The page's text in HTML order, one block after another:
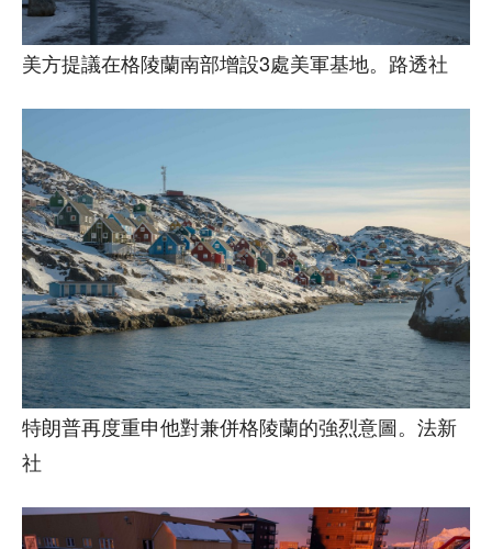
美方提議在格陵蘭南部增設3處美軍基地。路透社
特朗普再度重申他對兼併格陵蘭的強烈意圖。法新
社